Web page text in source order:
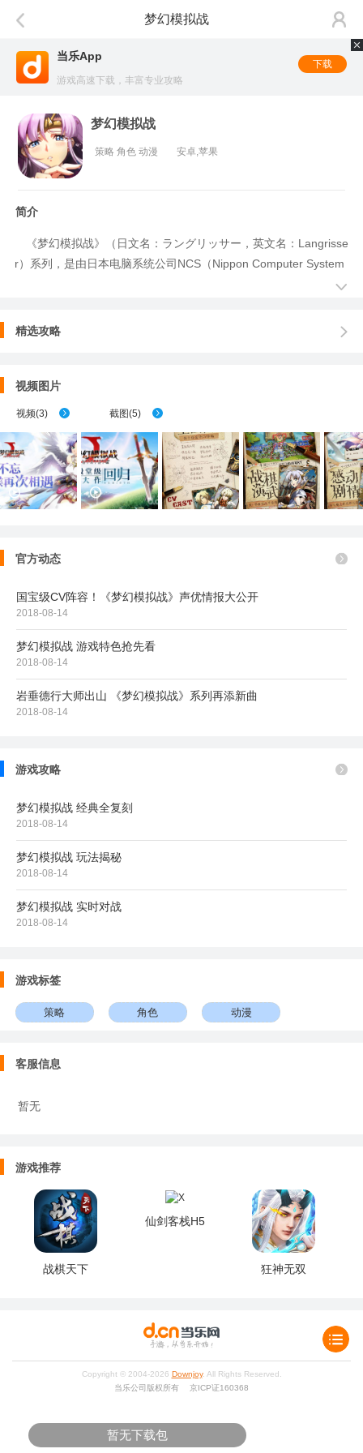
梦幻模拟战
当乐App
游戏高速下载，丰富专业攻略
下载
梦幻模拟战
策略 角色 动漫 安卓,苹果
简介
《梦幻模拟战》（日文名：ラングリッサー，英文名：Langrisse
r）系列，是由日本电脑系统公司NCS（Nippon Computer System
s）旗下的Masaya（美塞亚）和Career Soft开发的电视游戏系列，
精选攻略
视频图片
视频(3) 截图(5)
 
官方动态
国宝级CV阵容！《梦幻模拟战》声优情报大公开
2018-08-14
梦幻模拟战 游戏特色抢先看
2018-08-14
岩垂德行大师出山 《梦幻模拟战》系列再添新曲
2018-08-14
游戏攻略
梦幻模拟战 经典全复刻
2018-08-14
梦幻模拟战 玩法揭秘
2018-08-14
梦幻模拟战 实时对战
2018-08-14
游戏标签
策略 角色 动漫
客服信息
暂无
游戏推荐
战棋天下
仙剑客栈H5
狂神无双
暂无下载包
Copyright © 2004-2026 Downjoy. All Rights Reserved.
当乐公司版权所有 京ICP证160368